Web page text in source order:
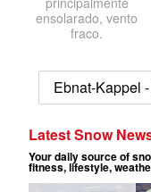
ensolarado, vento
fraco.
Ebnat-Kappel